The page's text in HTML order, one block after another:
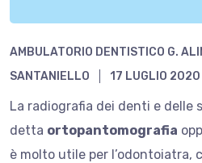
AMBULATORIO DENTISTICO G.
SANTANIELLO
17 LUGLIO 2020
La radiografia dei denti e
detta ortopantomografia
è molto utile per l’odontoiatra,